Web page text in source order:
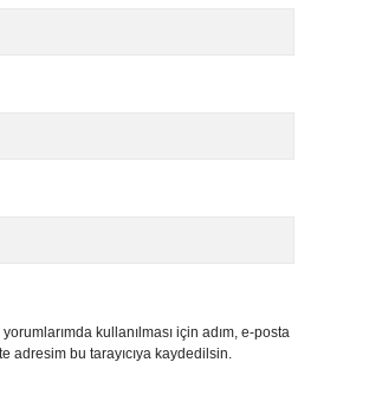
kullanılması için adım, e-posta
adresim bu tarayıcıya kaydedilsin.